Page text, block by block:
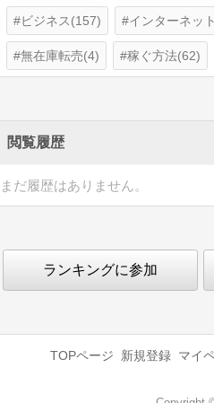
ビジネス(157) インターネッ
無在庫転売(4) 稼ぐ方法(62)
閲覧履歴
まだ履歴はありません。
ランキングに参加
TOPページ 新規登録 マイ